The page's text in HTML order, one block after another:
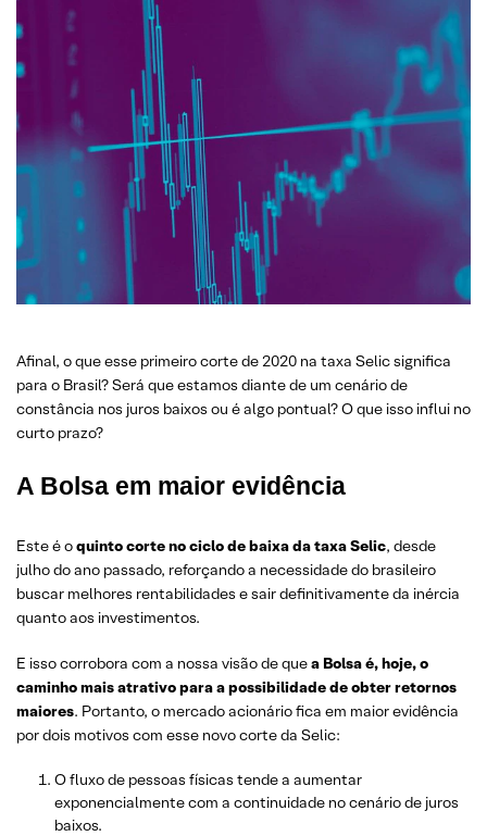
Afinal, o que esse primeiro corte de 2020 na taxa Selic significa
para o Brasil? Será que estamos diante de um cenário de
constância nos juros baixos ou é algo pontual? O que isso influi no
curto prazo?
A Bolsa em maior evidência
Este é oquinto corte no ciclo de baixa da taxa Selic, desde
julho do ano passado, reforçando a necessidade do brasileiro
buscar melhores rentabilidades e sair definitivamente da inércia
quanto aos investimentos.
E isso corrobora com a nossa visão de quea Bolsa é, hoje, o
caminho mais atrativo para a possibilidade de obter retornos
maiores. Portanto, o mercado acionário fica em maior evidência
por dois motivos com esse novo corte da Selic:
O fluxo de pessoas físicas tende a aumentar
exponencialmente com a continuidade no cenário de juros
baixos.